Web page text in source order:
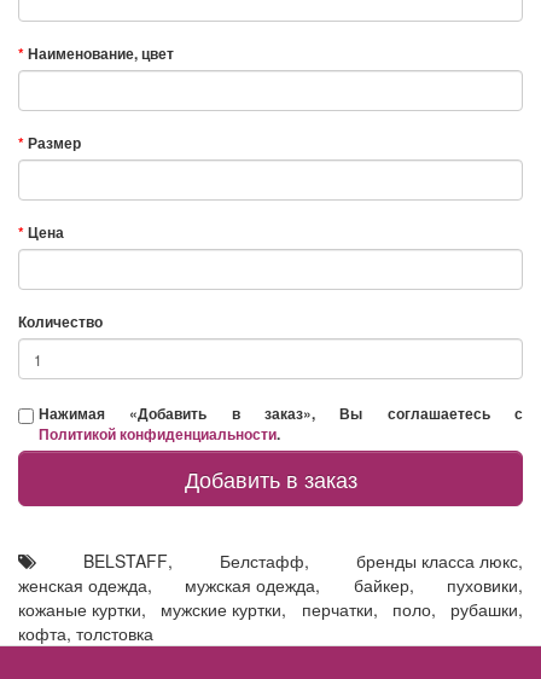
Наименование, цвет
Размер
Цена
Количество
Нажимая «Добавить в заказ», Вы соглашаетесь с
Политикой конфиденциальности.
Добавить в заказ
BELSTAFF, Белстафф, бренды класса люкс,
женская одежда, мужская одежда, байкер, пуховики,
кожаные куртки, мужские куртки, перчатки, поло, рубашки,
кофта, толстовка